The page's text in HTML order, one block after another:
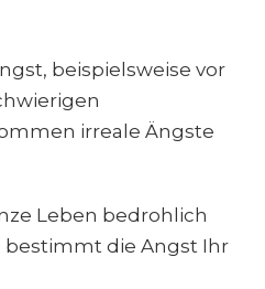
beispielsweise vor
irreale Ängste
Leben bedrohlich
die Angst Ihr